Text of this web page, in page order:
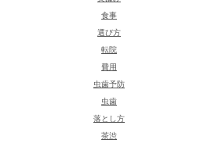
食事
選び方
転院
費用
虫歯予防
虫歯
落とし方
茶渋